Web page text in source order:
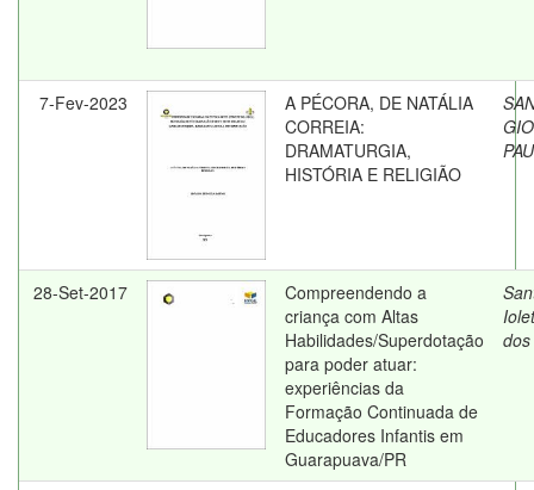
7-Fev-2023
A PÉCORA, DE NATÁLIA
CORREIA:
DRAMATURGIA,
HISTÓRIA E RELIGIÃO
28-Set-2017
Compreendendo a
criança com Altas
Habilidades/Superdotação
para poder atuar:
experiências da
Formação Continuada de
Educadores Infantis em
Guarapuava/PR
dos